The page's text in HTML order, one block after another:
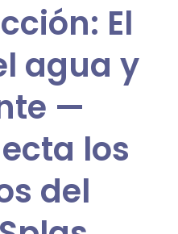
El
agua y
—
los
del